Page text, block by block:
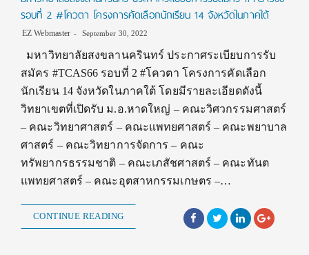
รอบที่ 2 #โควตา โครงการคัดเลือกนักเรียน 14 จังหวัดในภาคใต้
EZ Webmaster September 30, 2022
มหาวิทยาลัยสงขลานครินทร์ ประกาศระเบียบการรับ
สมัคร #TCAS66 รอบที่ 2 #โควตา โครงการคัดเลือก
นักเรียน 14 จังหวัดในภาคใต้ โดยมีรายละเอียดดังนี้
วิทยาเขตที่เปิดรับ ม.อ.หาดใหญ่ – คณะวิศวกรรมศาสตร์
– คณะวิทยาศาสตร์ – คณะแพทยศาสตร์ – คณะพยาบาล
ศาสตร์ – คณะวิทยาการจัดการ – คณะ
ทรัพยากรธรรมชาติ – คณะเภสัชศาสตร์ – คณะทันต
แพทยศาสตร์ – คณะอุตสาหกรรมเกษตร –…
CONTINUE READING